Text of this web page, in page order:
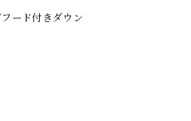
ード付きダウン